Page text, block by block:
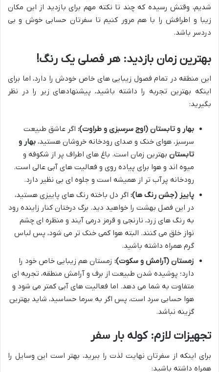
شدیم، وقتش رسیده که چند تا نکته مهم برای بازدید از این مکان
زیبا و اطرافش را با هم مرور کنیم تا سفرتان حسابی خوش و بی
دردسر باشد.
بهترین زمان بازدید: هر فصلی یک رنگ!
این منطقه در تمام فصول زیبایی های خاص خودش را دارد، اما برای
اینکه بهترین تجربه را داشته باشید، پیشنهادهای زیر را در نظر
بگیرید:
بهار و تابستان (اوج سرسبزی و طراوت): اگر عاشق طبیعت
سرسبز، هوای خنک و صدای رودخانه خروشان هستید، بهار و
تابستان بهترین زمان است. باغ های اطراف پر از شکوفه و
میوه اند و هوا برای پیاده روی و فعالیت های آبی عالی است.
رودخانه پرآب تر از همیشه است و جلوه ای بی نظیر دارد.
پاییز (جشن رنگ ها): اگر دل باخته رنگ های پاییزی هستید،
در این فصل بهشت را خواهید دید. برگ درختان کنار زاینده رود
به رنگ های زرد، نارنجی و قرمز درمی آیند و منظره ای چشم
نواز خلق می کنند. البته هوا کمی خنک تر می شود، پس لباس
گرم همراه داشته باشید.
زمستان (آرامش و سکوت): زمستان هم زیبایی خاص خود را
دارد؛ پوشیده شدن طبیعت از برف و آرامش منطقه، تجربه ای
متفاوت به شما می دهد. اما فعالیت های آبی کمتر می شود و
هوا حسابی سرد است، پس اگر به سرما حساسید، شاید بهترین
گزینه نباشد.
تجهیزات لازم: کوله بار سفر
برای اینکه از سفرتان نهایت لذت را ببرید، بهتر است این وسایل را
همراه داشته باشید: